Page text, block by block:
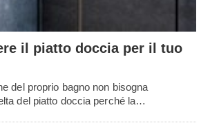
il piatto doccia per il tuo
del proprio bagno non bisogna
del piatto doccia perché la…